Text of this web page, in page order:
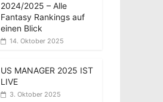
2024/2025 – Alle
Fantasy Rankings auf
einen Blick
14. Oktober 2025
US MANAGER 2025 IST
LIVE
3. Oktober 2025